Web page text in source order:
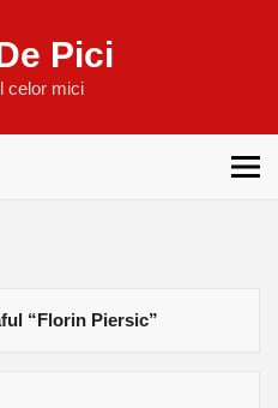
Pici
celor mici
“Florin Piersic”